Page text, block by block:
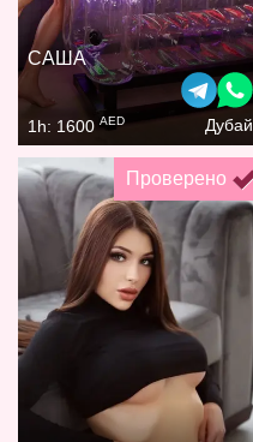
САША
1h: 1600 AED Дубай
Проверено